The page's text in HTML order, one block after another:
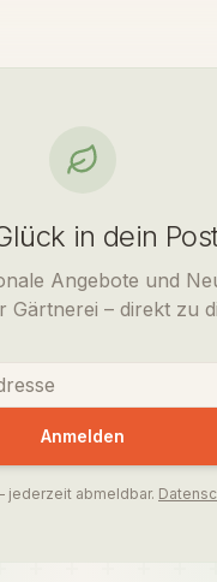
in dein
Angebote und
Gärtnerei – direkt zu
Anmelden
jederzeit abmeldbar.